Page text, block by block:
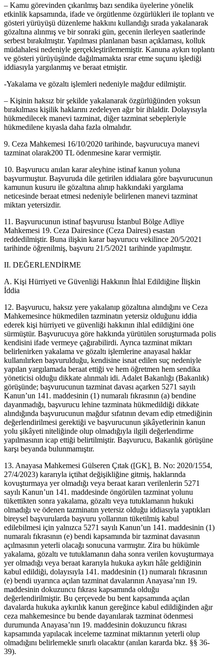
– Kamu görevinden çıkarılmış bazı sendika üyelerine yönelik
etkinlik kapsamında, ifade ve örgütlenme özgürlükleri ile toplantı ve
gösteri yürüyüşü düzenleme hakkını kullandığı sırada yakalanarak
gözaltına alınmış ve bir sonraki gün, gecenin ilerleyen saatlerinde
serbest bırakılmıştır. Yapılması planlanan basın açıklaması, kolluk
müdahalesi nedeniyle gerçekleştirilememiştir. Kanuna aykırı toplantı
ve gösteri yürüyüşünde dağılmamakta ısrar etme suçunu işlediği
iddiasıyla yargılanmış ve beraat etmiştir.
-Yakalama ve gözaltı işlemleri nedeniyle mağdur edilmiştir.
– Kişinin haksız bir şekilde yakalanarak özgürlüğünden yoksun
bırakılması kişilik haklarını zedeleyen ağır bir ihlaldir. Dolayısıyla
hükmedilecek manevi tazminat, diğer tazminat sebepleriyle
hükmedilene kıyasla daha fazla olmalıdır.
9. Ceza Mahkemesi 16/10/2020 tarihinde, başvurucuya manevi
tazminat olarak200 TL ödenmesine karar vermiştir.
10. Başvurucu anılan karar aleyhine istinaf kanun yoluna
başvurmuştur. Başvuruda dile getirilen iddialara göre başvurucunun
kamunun kusuru ile gözaltına alınıp hakkındaki yargılama
neticesinde beraat etmesi nedeniyle belirlenen manevi tazminat
miktarı yetersizdir.
11. Başvurucunun istinaf başvurusu İstanbul Bölge Adliye
Mahkemesi 19. Ceza Dairesince (Ceza Dairesi) esastan
reddedilmiştir. Buna ilişkin karar başvurucu vekilince 20/5/2021
tarihinde öğrenilmiş, başvuru 21/5/2021 tarihinde yapılmıştır.
II. DEĞERLENDİRME
A. Kişi Hürriyeti ve Güvenliği Hakkının İhlal Edildiğine İlişkin
İddia
12. Başvurucu, haksız yere yakalanıp gözaltına alındığını ve Ceza
Mahkemesince hükmedilen tazminatın yetersiz olduğunu iddia
ederek kişi hürriyeti ve güvenliği hakkının ihlal edildiğini öne
sürmüştür. Başvurucuya göre hakkında yürütülen soruşturmada polis
kendisini ifade vermeye çağırabilirdi. Ayrıca tazminat miktarı
belirlenirken yakalama ve gözaltı işlemlerine anayasal haklar
kullanılırken başvurulduğu, kendisine isnat edilen suç nedeniyle
yapılan yargılamada beraat ettiği ve hem öğretmen hem sendika
yöneticisi olduğu dikkate alınmalı idi. Adalet Bakanlığı (Bakanlık)
görüşünde; başvurucunun tazminat davası açarken 5271 sayılı
Kanun’un 141. maddesinin (1) numaralı fıkrasının (a) bendine
dayanmadığı, başvurucu lehine tazminata hükmedildiği dikkate
alındığında başvurucunun mağdur sıfatının devam edip etmediğinin
değerlendirilmesi gerektiği ve başvurucunun şikâyetlerinin kanun
yolu şikâyeti niteliğinde olup olmadığıyla ilgili değerlendirme
yapılmasının icap ettiği belirtilmiştir. Başvurucu, Bakanlık görüşüne
karşı beyanda bulunmamıştır.
13. Anayasa Mahkemesi Gülseren Çıtak ([GK], B. No: 2020/1554,
27/4/2023) kararıyla içtihat değişikliğine gitmiş, haklarında
kovuşturmaya yer olmadığı veya beraat kararı verilenlerin 5271
sayılı Kanun’un 141. maddesinde öngörülen tazminat yolunu
tükettikten sonra yakalama, gözaltı veya tutuklamanın hukuki
olmadığı ve ödenen tazminatın yetersiz olduğu iddiasıyla yaptıkları
bireysel başvurularda başvuru yollarının tüketilmiş kabul
edilebilmesi için yalnızca 5271 sayılı Kanun’un 141. maddesinin (1)
numaralı fıkrasının (e) bendi kapsamında bir tazminat davasının
açılmasının yeterli olacağı sonucuna varmıştır. Zira bu hükümle
yakalama, gözaltı ve tutuklamanın daha sonra verilen kovuşturmaya
yer olmadığı veya beraat kararıyla hukuka aykırı hâle geldiğinin
kabul edildiği, dolayısıyla 141. maddesinin (1) numaralı fıkrasının
(e) bendi uyarınca açılan tazminat davalarının Anayasa’nın 19.
maddesinin dokuzuncu fıkrası kapsamında olduğu
değerlendirilmiştir. Bu çerçevede bu bent kapsamında açılan
davalarda hukuka aykırılık kanun gereğince kabul edildiğinden ağır
ceza mahkemesince bu bende dayanılarak tazminat ödenmesi
durumunda Anayasa’nın 19. maddesinin dokuzuncu fıkrası
kapsamında yapılacak inceleme tazminat miktarının yeterli olup
olmadığını belirlemekle sınırlı olacaktır (anılan kararda bkz. §§ 36-
39).